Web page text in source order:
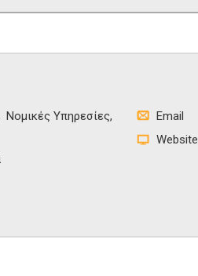
Νομικές Υπηρεσίες
Email
Website